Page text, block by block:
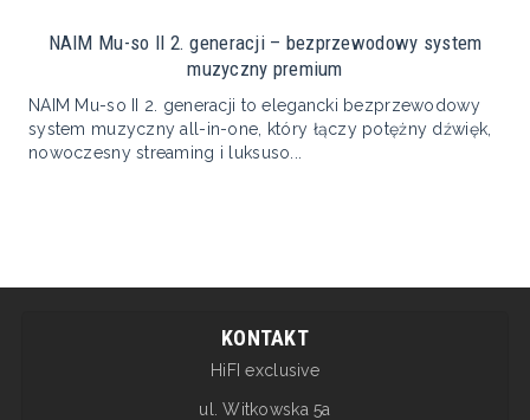
NAIM Mu-so II 2. generacji – bezprzewodowy system
muzyczny premium
NAIM Mu-so II 2. generacji to elegancki bezprzewodowy
system muzyczny all-in-one, który łączy potężny dźwięk,
nowoczesny streaming i luksuso...
KONTAKT
HiFI exclusive
ul. Witkowska 5a